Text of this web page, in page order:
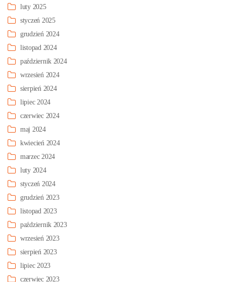
luty 2025
styczeń 2025
grudzień 2024
listopad 2024
październik 2024
wrzesień 2024
sierpień 2024
lipiec 2024
czerwiec 2024
maj 2024
kwiecień 2024
marzec 2024
luty 2024
styczeń 2024
grudzień 2023
listopad 2023
październik 2023
wrzesień 2023
sierpień 2023
lipiec 2023
czerwiec 2023